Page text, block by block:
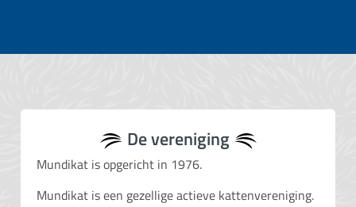
De vereniging
Mundikat is opgericht in 1976.
Mundikat is een gezellige actieve kattenvereniging.